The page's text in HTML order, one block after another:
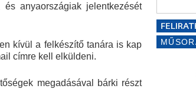
anyaországiak jelentkezését
kívül a felkészítő tanára is kap
címre kell elküldeni.
megadásával bárki részt